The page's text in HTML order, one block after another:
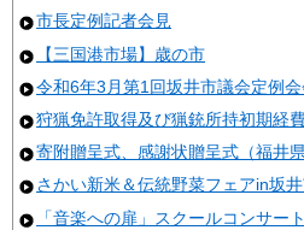
市長定例記者会見
【三国港市場】歳の市
令和6年3月第1回坂井市議会定例
狩猟免許取得及び猟銃所持初期経
寄附贈呈式、感謝状贈呈式（福井
さかい新米＆伝統野菜フェアin坂
「音楽への扉」スクールコンサート